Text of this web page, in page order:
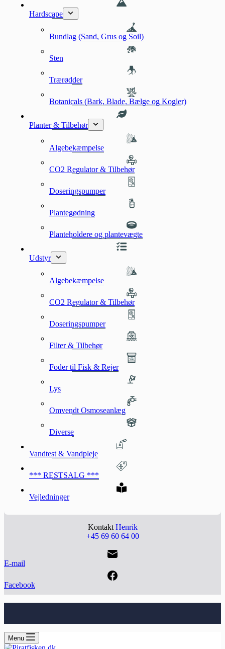
Hardscape
Bundlag (Sand, Grus og Soil)
Sten
Trærødder
Botanicals (Bark, Blade, Bælge og Kogler)
Planter & Tilbehør
Algebekæmpelse
CO2 Regulator & Tilbehør
Doseringspumper
Plantegødning
Planteholdere og plantevægte
Udstyr
Algebekæmpelse
CO2 Regulator & Tilbehør
Doseringspumper
Filter & Tilbehør
Foder til Fisk & Rejer
Lys
Omvendt Osmoseanlæg
Diverse
Vandtest & Vandpleje
*** RESTSALG ***
Vejledninger
Kontakt Henrik
+45 69 60 64 00
E-mail
Facebook
Menu